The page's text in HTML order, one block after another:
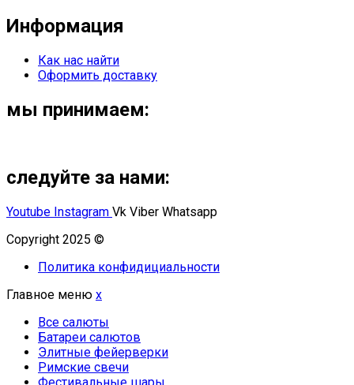
Информация
Как нас найти
Оформить доставку
мы принимаем:
следуйте за нами:
Youtube Instagram Vk Viber Whatsapp
Copyright 2025 ©
Политика конфидициальности
Главное меню x
Все салюты
Батареи салютов
Элитные фейерверки
Римские свечи